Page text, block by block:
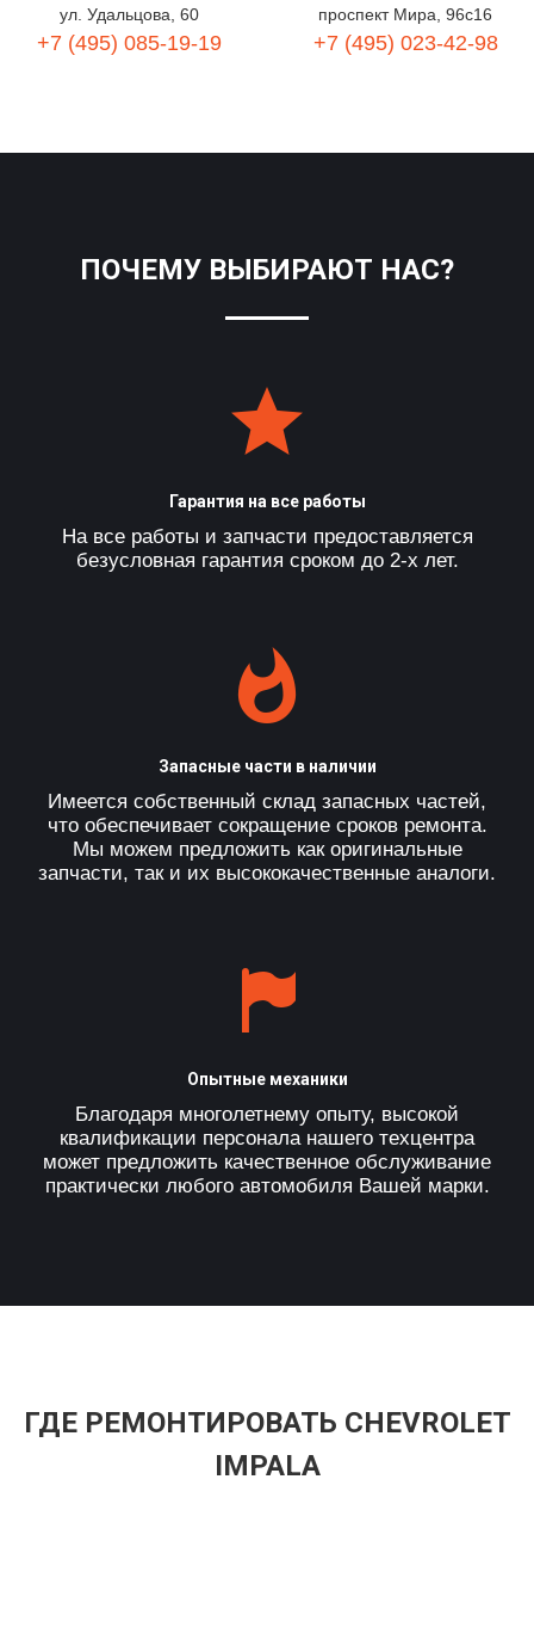
ул. Удальцова, 60
+7 (495) 085-19-19
проспект Мира, 96с16
+7 (495) 023-42-98
ПОЧЕМУ ВЫБИРАЮТ НАС?
Гарантия на все работы
На все работы и запчасти предоставляется
безусловная гарантия сроком до 2-х лет.
Запасные части в наличии
Имеется собственный склад запасных частей,
что обеспечивает сокращение сроков ремонта.
Мы можем предложить как оригинальные
запчасти, так и их высококачественные аналоги.
Опытные механики
Благодаря многолетнему опыту, высокой
квалификации персонала нашего техцентра
может предложить качественное обслуживание
практически любого автомобиля Вашей марки.
ГДЕ РЕМОНТИРОВАТЬ CHEVROLET
IMPALA